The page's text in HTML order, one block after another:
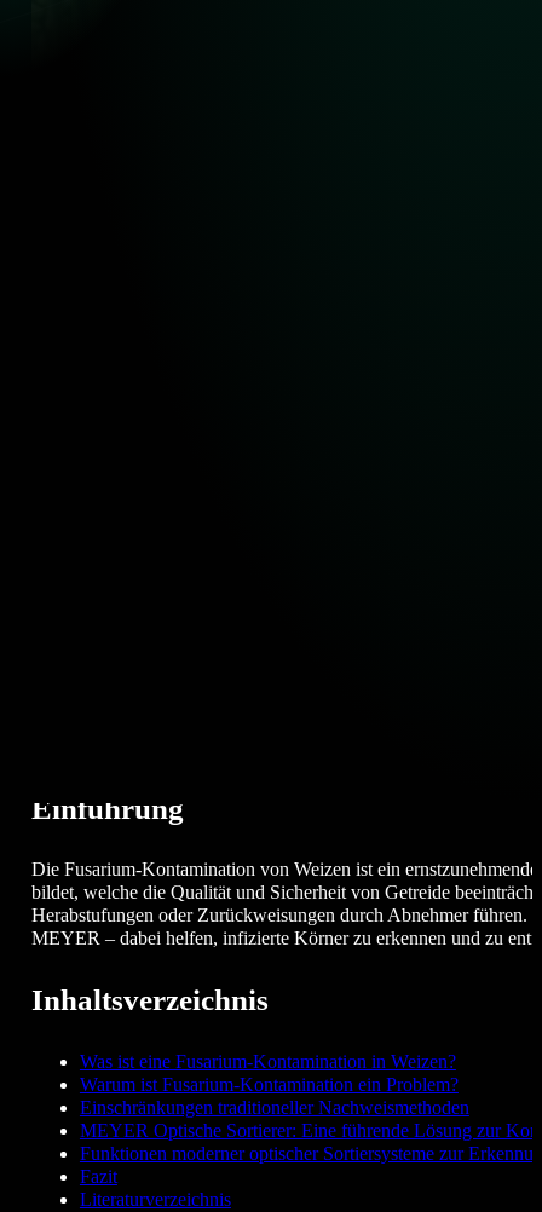
Einführung
Die Fusarium-Kontamination von Weizen ist ein
bildet, welche die Qualität und Sicherheit von Getreide
Herabstufungen oder Zurückweisungen durch Abnehmer führen.
MEYER – dabei helfen, infizierte Körner zu erkennen und zu
Inhaltsverzeichnis
Was ist eine Fusarium-Kontamination in Weizen?
Warum ist Fusarium-Kontamination ein Problem?
Einschränkungen traditioneller Nachweismethoden
MEYER Optische Sortierer: Eine führende Lösung zur
Funktionen moderner optischer Sortiersysteme zur
Fazit
Literaturverzeichnis